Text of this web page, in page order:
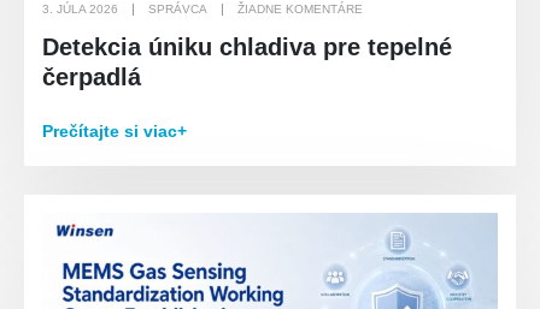
3. JÚLA 2026 SPRÁVCA ŽIADNE KOMENTÁRE
Detekcia úniku chladiva pre tepelné
čerpadlá
Prečítajte si viac+